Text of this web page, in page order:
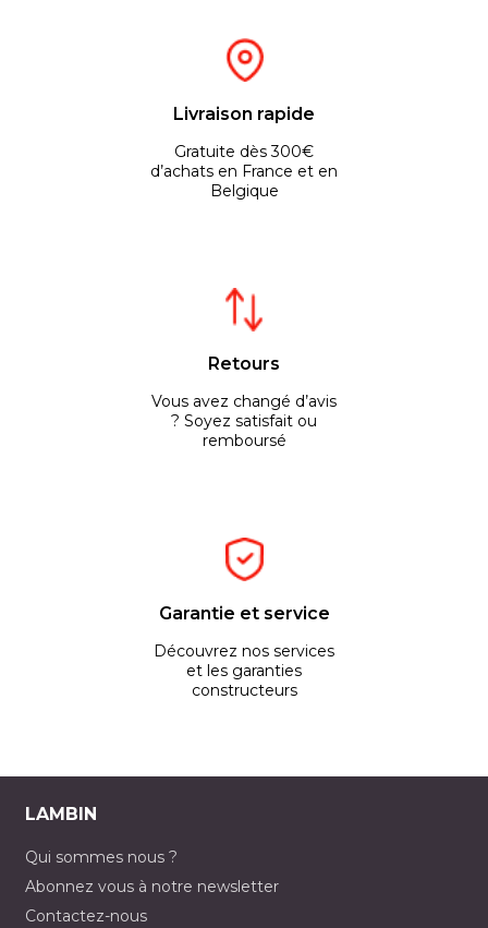
Livraison rapide
Gratuite dès 300€
d’achats en France et en
Belgique
Retours
Vous avez changé d’avis
? Soyez satisfait ou
remboursé
Garantie et service
Découvrez nos services
et les garanties
constructeurs
LAMBIN
Qui sommes nous ?
Abonnez vous à notre newsletter
Contactez-nous